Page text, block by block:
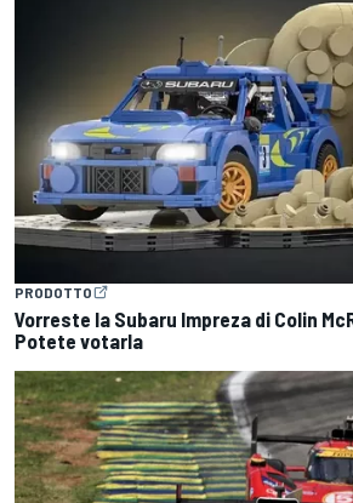
PRODOTTO
Vorreste la Subaru Impreza di Colin
Potete votarla